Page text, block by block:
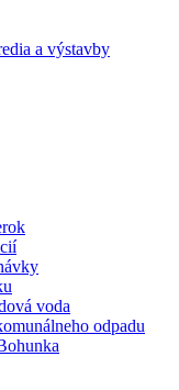
a výstavby
voda
odpadu